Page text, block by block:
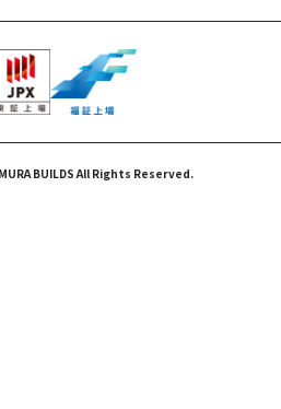
BUILDS All Rights Reserved.